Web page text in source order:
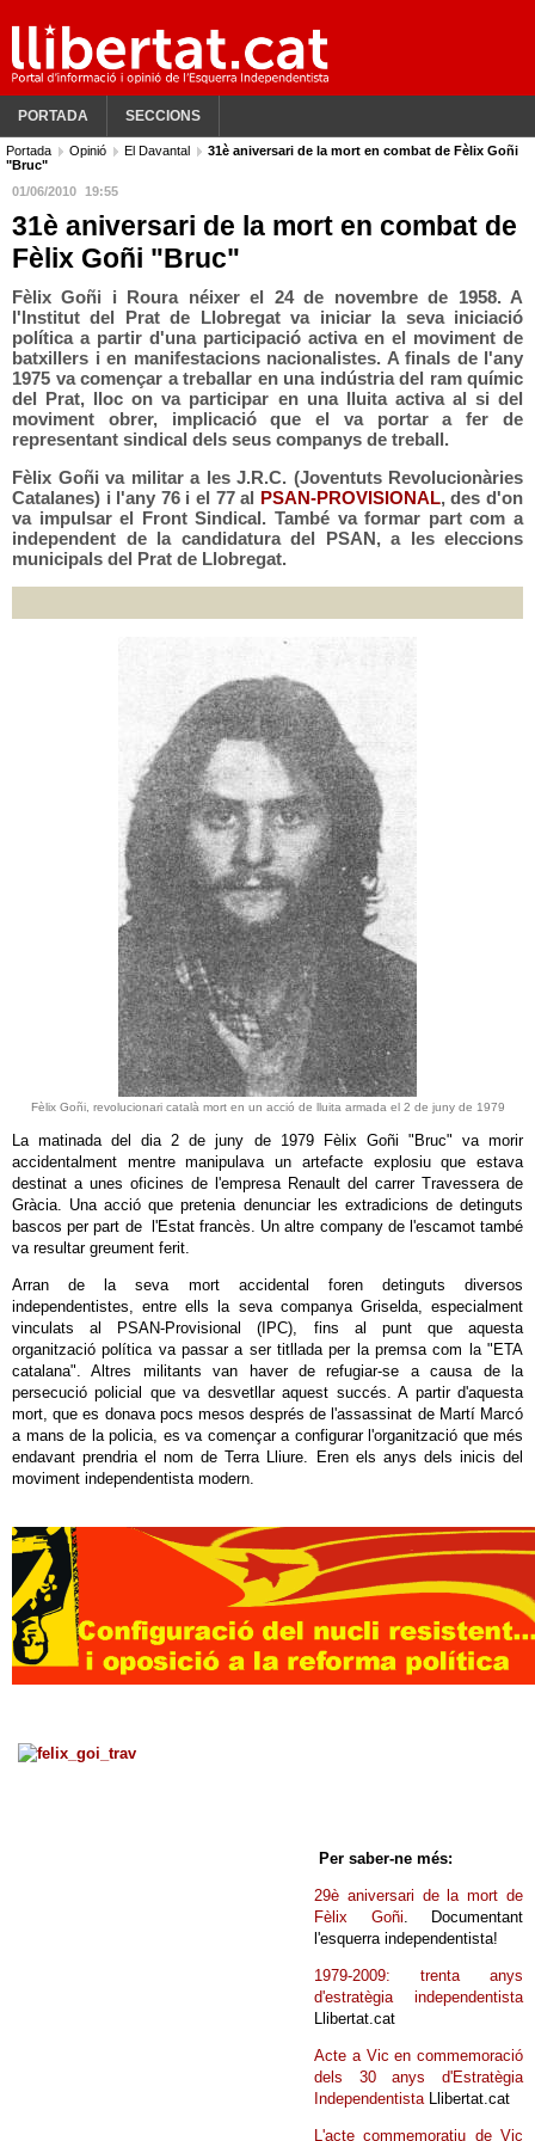
PORTADA SECCIONS
Portada Opinió El Davantal
31è aniversari de la mort en combat de Fèlix Goñi
"Bruc"
01/06/2010
19:55
31è aniversari de la mort en combat de
Fèlix Goñi "Bruc"
Fèlix Goñi i Roura néixer el 24 de novembre de 1958. A
l'lnstitut del Prat de Llobregat va iniciar la seva iniciació
política a partir d'una participació activa en el moviment de
batxillers i en manifestacions nacionalistes. A finals de l'any
1975 va començar a treballar en una indústria del ram químic
del Prat, lloc on va participar en una lluita activa al si del
moviment obrer, implicació que el va portar a fer de
representant sindical dels seus companys de treball.
Fèlix Goñi va militar a les J.R.C. (Joventuts Revolucionàries
Catalanes) i l'any 76 i el 77 al PSAN-PROVISIONAL, des d'on
va impulsar el Front Sindical. També va formar part com a
independent de la candidatura del PSAN, a les eleccions
municipals del Prat de Llobregat.
Fèlix Goñi, revolucionari català mort en un acció de lluita armada el 2 de juny de 1979
La matinada del dia 2 de juny de 1979 Fèlix Goñi "Bruc" va morir
accidentalment mentre manipulava un artefacte explosiu que estava
destinat a unes oficines de l'empresa Renault del carrer Travessera de
Gràcia. Una acció que pretenia denunciar les extradicions de detinguts
bascos per part de l'Estat francès. Un altre company de l'escamot també
va resultar greument ferit.
Arran de la seva mort accidental foren detinguts diversos
independentistes, entre ells la seva companya Griselda, especialment
vinculats al PSAN-Provisional (IPC), fins al punt que aquesta
organització política va passar a ser titllada per la premsa com la "ETA
catalana". Altres militants van haver de refugiar-se a causa de la
persecució policial que va desvetllar aquest succés. A partir d'aquesta
mort, que es donava pocs mesos després de l'assassinat de Martí Marcó
a mans de la policia, es va començar a configurar l'organització que més
endavant prendria el nom de Terra Lliure. Eren els anys dels inicis del
moviment independentista modern.
Per saber-ne més:
29è aniversari de la mort de
Fèlix Goñi. Documentant
l'esquerra independentista!
1979-2009: trenta anys
d'estratègia independentista
Llibertat.cat
Acte a Vic en commemoració
dels 30 anys d'Estratègia
Independentista Llibertat.cat
L'acte commemoratiu de Vic